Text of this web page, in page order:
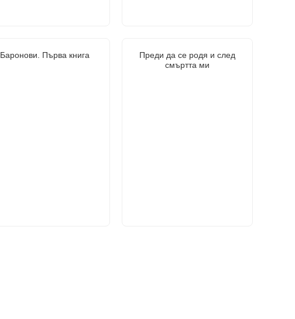
Баронови. Първа книга
Преди да се родя и след
смъртта ми